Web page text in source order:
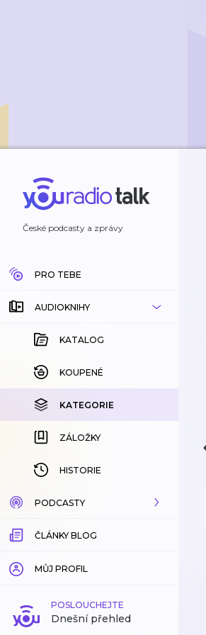
České podcasty a zprávy
PRO TEBE
AUDIOKNIHY
KATALOG
KOUPENÉ
KATEGORIE
ZÁLOŽKY
HISTORIE
PODCASTY
KATALOG
KATEGORIE
ZÁLOŽKY
ČLÁNKY BLOG
MŮJ PROFIL
POSLOUCHEJTE
Dnešní přehled